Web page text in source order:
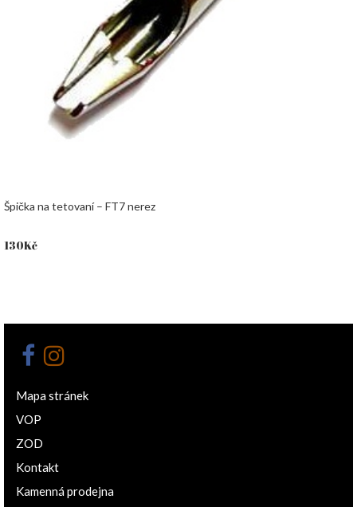
Špička na tetovaní – FT7 nerez
130Kč
Mapa stránek
VOP
ZOD
Kontakt
Kamenná prodejna